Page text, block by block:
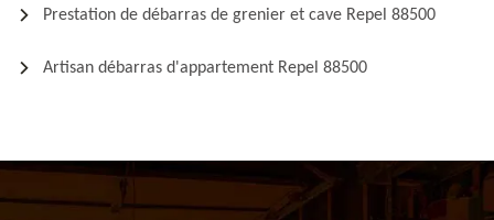
Prestation de débarras de grenier et cave Repel 88500
Artisan débarras d'appartement Repel 88500